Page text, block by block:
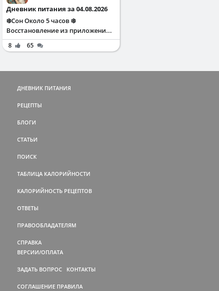
Дневник питания за 04.08.2026
❄️Сон Около 5 часов ❄️
Восстановление из приложени...
8 65
ДНЕВНИК ПИТАНИЯ
РЕЦЕПТЫ
БЛОГИ
СТАТЬИ
ПОИСК
ТАБЛИЦА КАЛОРИЙНОСТИ
КАЛОРИЙНОСТЬ РЕЦЕПТОВ
ОТВЕТЫ
ПРАВООБЛАДАТЕЛЯМ
СПРАВКА
ВЕРСИИ/ОПЛАТА
ЗАДАТЬ ВОПРОС КОНТАКТЫ
СОГЛАШЕНИЕ ПРАВИЛА